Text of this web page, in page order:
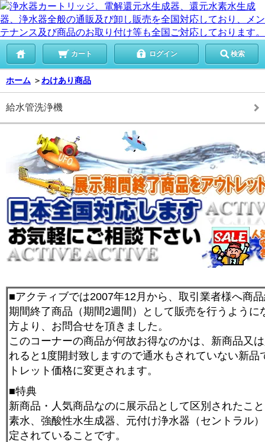
カート ログイン 検索
ホーム ＞わけあり商品
給水管洗浄機
■アクティブでは2007年12月から、取引業者様へ商
期間終了商品（期間2週間）として販売を行うよう
方より、お問合せを頂きました。
このコーナーの商品が何故お得なのかは、新商品又
れると1度開封致しますので通水もされていない新
トレット価格に変更されます。
■特典
新商品・人気商品なのに展示品として区別されたこ
素水、強酸性水生成器、元付け浄水器（セントラル
定されていることです。